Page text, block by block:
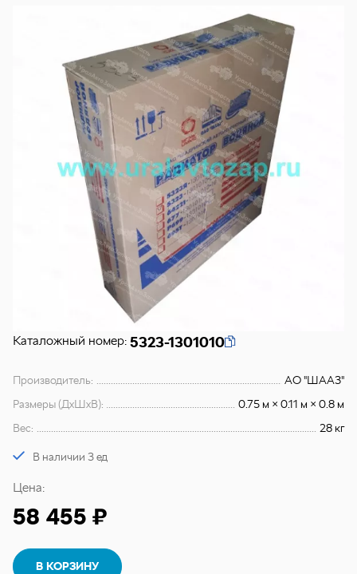
Каталожный номер: 5323-1301010
Производитель:
АО "ШААЗ"
Размеры (ДхШхВ):
0.75 м × 0.11 м × 0.8 м
Вес:
28 кг
В наличии 3 ед
Цена:
58 455 ₽
В КОРЗИНУ